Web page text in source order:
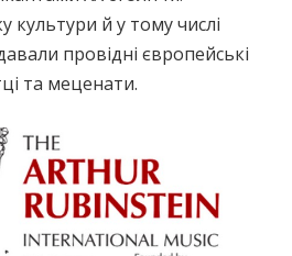
культури й у тому числі
провідні європейські
та меценати.